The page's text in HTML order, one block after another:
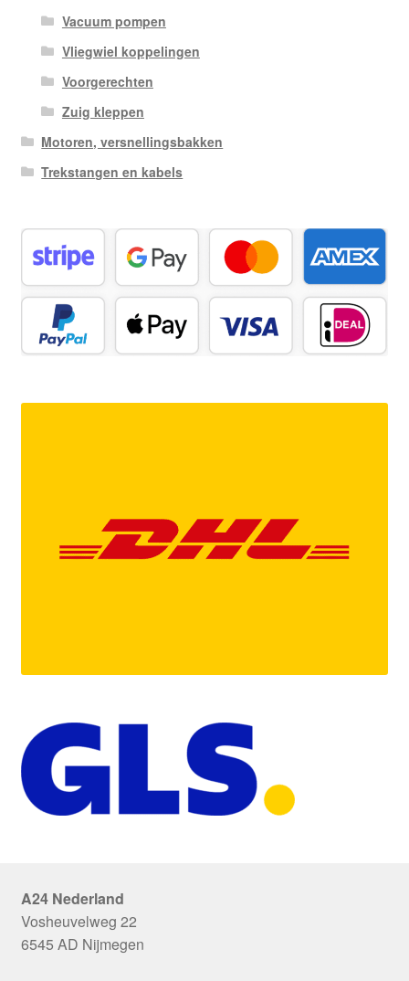
Vacuum pompen
Vliegwiel koppelingen
Voorgerechten
Zuig kleppen
Motoren, versnellingsbakken
Trekstangen en kabels
A24 Nederland
Vosheuvelweg 22
6545 AD Nijmegen